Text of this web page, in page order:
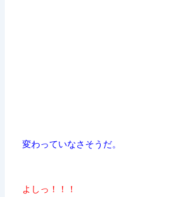
変わっていなさそうだ。
よしっ！！！